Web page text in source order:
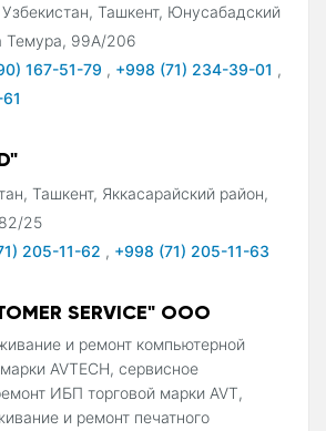
Ташкент, Юнусабадский
Темура, 99А/206
167-51-79 , +998 (71) 234-39-01 ,
Ташкент, Яккасарайский район,
25
205-11-62 , +998 (71) 205-11-63
SERVICE" ООО
и ремонт компьютерной
AVTECH, сервисное
ИБП торговой марки AVT,
и ремонт печатного